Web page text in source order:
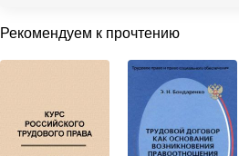
Рекомендуем к прочтению